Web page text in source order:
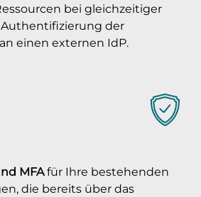
bei gleichzeitiger
der
einen externen IdP.
MFAfür Ihre bestehenden
die bereits über das